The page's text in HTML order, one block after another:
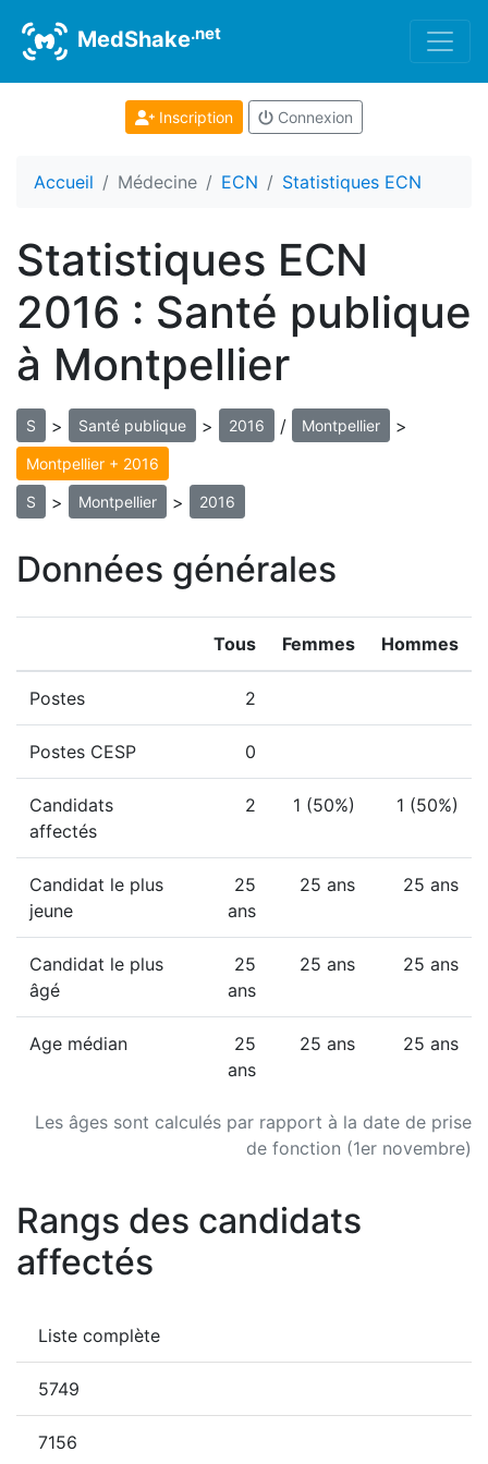
MedShake.net
Inscription Connexion
Accueil Médecine ECN Statistiques ECN
Statistiques ECN
2016 : Santé publique
à Montpellier
S > Santé publique > 2016 / Montpellier >
Montpellier + 2016
S > Montpellier > 2016
Données générales
Les âges sont calculés par rapport à la date de prise
de fonction (1er novembre)
Tous Femmes Hommes
Postes 2
Postes CESP 0
Candidats
affectés
2 1 (50%) 1 (50%)
Candidat le plus
jeune
25
ans
25 ans 25 ans
Candidat le plus
âgé
25
ans
25 ans 25 ans
Age médian
25
ans
25 ans 25 ans
Rangs des candidats
affectés
Liste complète
5749
7156